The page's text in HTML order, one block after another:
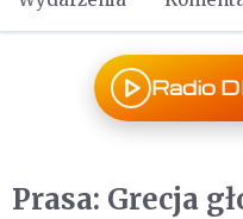
Radio
Prasa: Grecja